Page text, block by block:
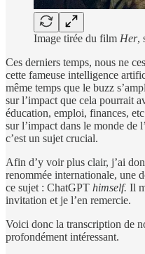
Image tirée du film Her,
Ces derniers temps, nous ne
cette fameuse intelligence
même temps que le buzz
sur l’impact que cela pourrait
éducation, emploi, finances,
sur l’impact dans le monde de
c’est un sujet crucial.
Afin d’y voir plus clair, j’ai
renommée internationale, une
ce sujet : ChatGPT himself. Il
invitation et je l’en remercie.
Voici donc la transcription de
profondément intéressant.